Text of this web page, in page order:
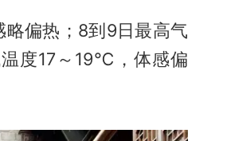
偏热；8到9日最高气
度17～19℃，体感偏